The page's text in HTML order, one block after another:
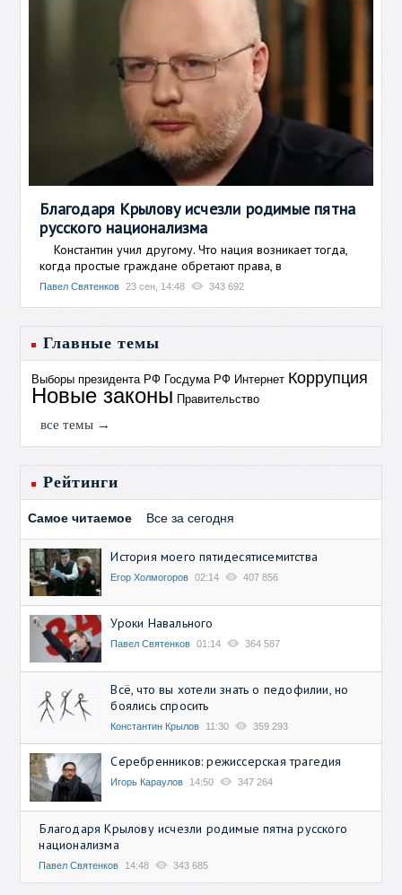
Благодаря Крылову исчезли родимые пятна
русского национализма
Константин учил другому. Что нация возникает тогда,
когда простые граждане обретают права, в
Павел Святенков 23 сен, 14:48 343 692
Главные темы
Выборы президента РФ Госдума РФ Интернет Коррупция
Новые законы Правительство
все темы →
Рейтинги
Самое читаемое Все за сегодня
История моего пятидесятисемитства
Егор Холмогоров 02:14 407 856
Уроки Навального
Павел Святенков 01:14 364 587
Всё, что вы хотели знать о педофилии, но
боялись спросить
Константин Крылов 11:30 359 293
Серебренников: режиссерская трагедия
Игорь Караулов 14:50 347 264
Благодаря Крылову исчезли родимые пятна русского
национализма
Павел Святенков 14:48 343 685